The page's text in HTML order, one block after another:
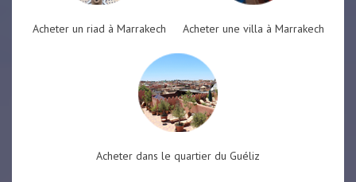
Acheter un riad à Marrakech Acheter une villa à Marrakech
Acheter dans le quartier du Guéliz